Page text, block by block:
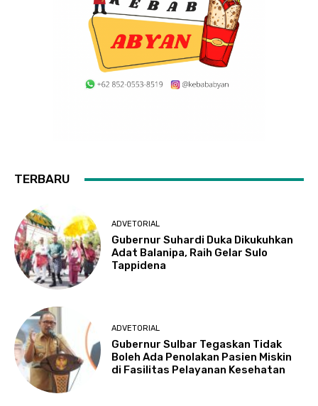
TERBARU
ADVETORIAL
Gubernur Suhardi Duka Dikukuhkan
Adat Balanipa, Raih Gelar Sulo
Tappidena
ADVETORIAL
Gubernur Sulbar Tegaskan Tidak
Boleh Ada Penolakan Pasien Miskin
di Fasilitas Pelayanan Kesehatan